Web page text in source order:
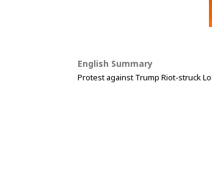
English Summary
Protest against Trump Riot-struck